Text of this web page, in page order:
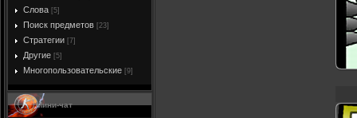
Слова [5]
Поиск предметов [23]
Стратегии [7]
Другие [5]
Многопользовательские [9]
Мини-чат